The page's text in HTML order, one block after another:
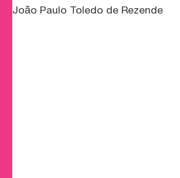
João Paulo Toledo de Rezende